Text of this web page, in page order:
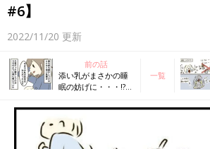
#6】
2022/11/20 更新
前の話
添い乳がまさかの睡
眠の妨げに・・・!?
【トラブルだらけの
ハチャメチャ育児レ
ポ#5】
一覧